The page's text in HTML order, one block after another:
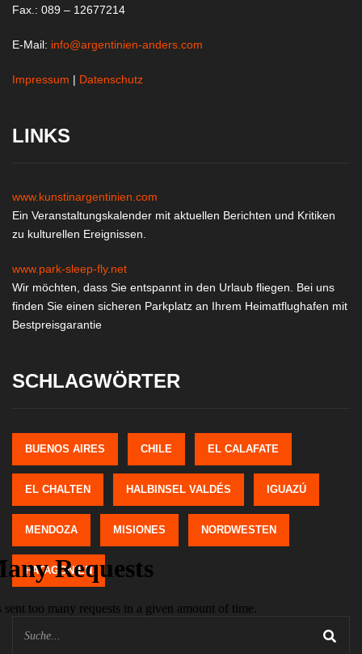
Fax.: 089 – 12677214
E-Mail: info@argentinien-anders.com
Impressum | Datenschutz
LINKS
www.kunstinargentinien.com
Ein Veranstaltungskalender mit aktuellen Berichten und Kritiken
zu kulturellen Ereignissen.
www.park-sleep-fly.net
Wir möchten, dass Sie entspannt in den Urlaub fliegen. Bei uns
finden Sie einen sicheren Parkplatz an Ihrem Heimatflughafen mit
Bestpreisgarantie
SCHLAGWÖRTER
BUENOS AIRES CHILE EL CALAFATE
EL CHALTEN HALBINSEL VALDÉS IGUAZÚ
MENDOZA MISIONES NORDWESTEN
PATAGONIEN